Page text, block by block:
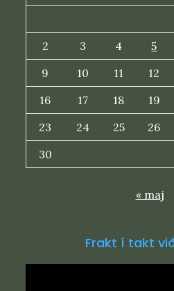
2
3 4 5
9
10 11 12
16
17 18 19
23
24 25 26
30
« maj
Frakt í takt